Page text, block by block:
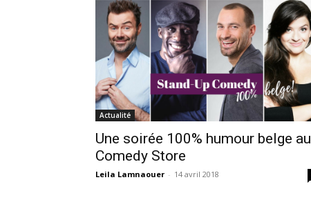
Actualité
Une soirée 100% humour belge au
Comedy Store
Leila Lamnaouer - 14 avril 2018